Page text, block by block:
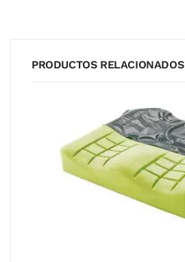
PRODUCTOS RELACIONADOS